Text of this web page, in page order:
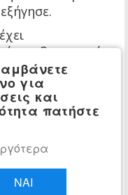
κυβερνητικών
του υπουργού
και
, Ψηφιακής
και
Πλακιωτάκη
για
και
πατήστε
ΝΑΙ